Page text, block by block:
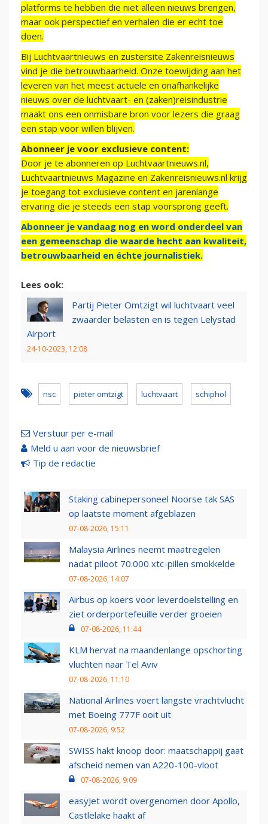
platforms te hebben die niet alleen nieuws brengen,
maar ook perspectief en verhalen die er echt toe
doen.
Bij Luchtvaartnieuws en zustersite Zakenreisnieuws
vind je die betrouwbaarheid. Onze toewijding aan het
leveren van het meest actuele en onafhankelijke
nieuws over de luchtvaart- en (zaken)reisindustrie
maakt ons een onmisbare bron voor lezers die graag
een stap voor willen blijven.
Abonneer je voor exclusieve content:
Door je te abonneren op Luchtvaartnieuws.nl,
Luchtvaartnieuws Magazine en Zakenreisnieuws.nl krijg
je toegang tot exclusieve content en jarenlange
ervaring die je steeds een stap voorsprong geeft.
Abonneer je vandaag nog en word onderdeel van
een gemeenschap die waarde hecht aan kwaliteit,
betrouwbaarheid en échte journalistiek.
Lees ook:
Partij Pieter Omtzigt wil luchtvaart veel
zwaarder belasten en is tegen Lelystad
Airport
24-10-2023, 12:08
nsc pieter omtzigt luchtvaart schiphol
Verstuur per e-mail
Meld u aan voor de nieuwsbrief
Tip de redactie
Staking cabinepersoneel Noorse tak SAS
op laatste moment afgeblazen
07-08-2026, 15:11
Malaysia Airlines neemt maatregelen
nadat piloot 70.000 xtc-pillen smokkelde
07-08-2026, 14:07
Airbus op koers voor leverdoelstelling en
ziet orderportefeuille verder groeien
07-08-2026, 11:44
KLM hervat na maandenlange opschorting
vluchten naar Tel Aviv
07-08-2026, 11:10
National Airlines voert langste vrachtvlucht
met Boeing 777F ooit uit
07-08-2026, 9:52
SWISS hakt knoop door: maatschappij gaat
afscheid nemen van A220-100-vloot
07-08-2026, 9:09
easyJet wordt overgenomen door Apollo,
Castlelake haakt af